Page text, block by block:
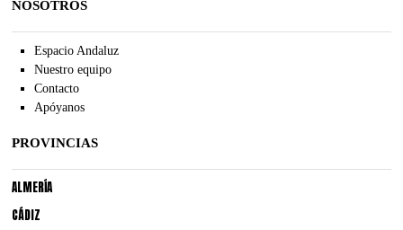
NOSOTROS
Espacio Andaluz
Nuestro equipo
Contacto
Apóyanos
PROVINCIAS
ALMERÍA
CÁDIZ